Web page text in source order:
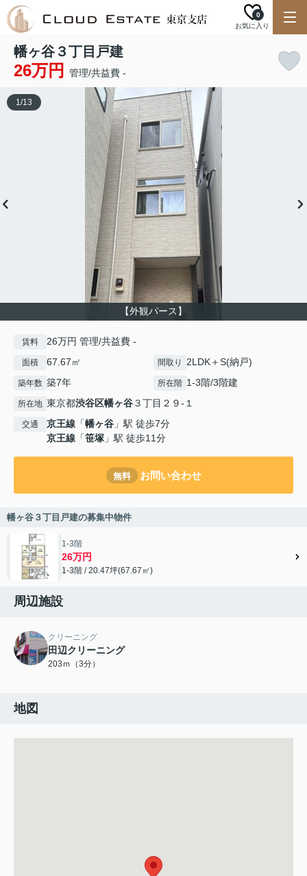
お気に入り
0
幡ヶ谷３丁目戸建
26万円 管理/共益費 -
【外観パース】
1/13
賃料 26万円 管理/共益費 -
面積 67.67㎡ 間取り 2LDK＋S(納戸)
築年数 築7年 所在階 1-3階/3階建
所在地 東京都渋谷区幡ヶ谷３丁目２９-１
交通 京王線 「幡ヶ谷 」駅 徒歩7分
京王線 「笹塚 」駅 徒歩11分
無料 お問い合わせ
幡ヶ谷３丁目戸建の募集中物件
1-3階
26万円
1-3階 / 20.47坪(67.67㎡)
周辺施設
クリーニング
田辺クリーニング
203ｍ（3分）
地図